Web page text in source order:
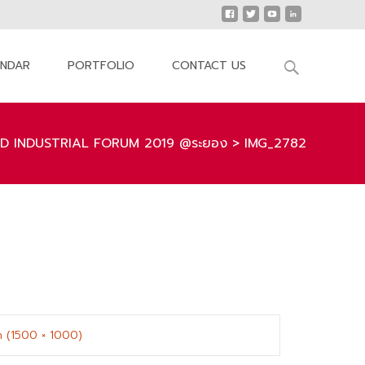
PORTFOLIO CONTACT US
Search
INDUSTRIAL FORUM 2019 @ระยอง > IMG_2782
(1500 × 1000)